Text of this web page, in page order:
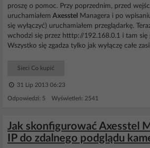
proszę o pomoc. Przy poprzednim, przed
uruchamiałem Axesstel
Managera i po
się wyłączyć) uruchamiałem przeglądarkę.
wchodzi się przez htttp://192.168.0.1 i tam się
Wszystko się zgadza tylko jak wyłączę całe
Sieci Co kupić
31 Lip 2013 06:23
Odpowiedzi: 5 Wyświetleń: 2541
Jak skonfigurować Axesstel
IP do zdalnego podglądu